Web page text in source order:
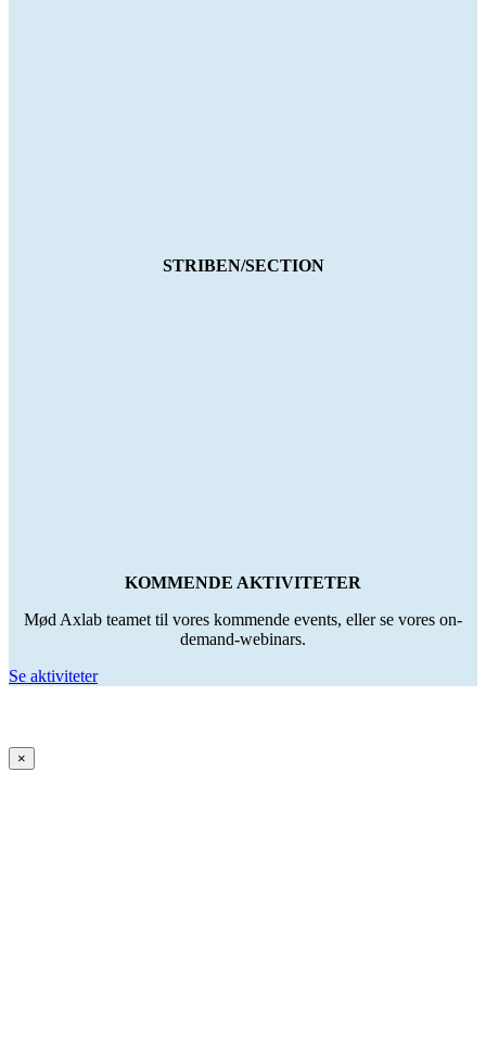
STRIBEN/SECTION
KOMMENDE AKTIVITETER
Mød Axlab teamet til vores kommende events, eller se vores on-
demand-webinars.
Se aktiviteter
×